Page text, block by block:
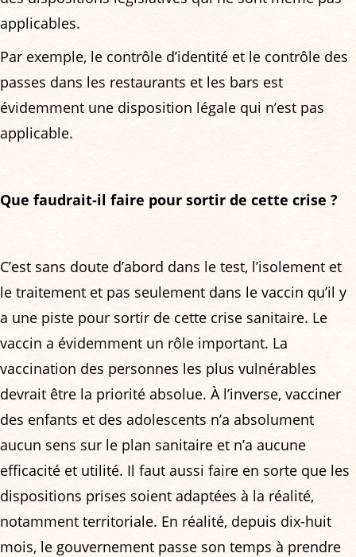
applicables.
Par exemple, le contrôle d’identité et le contrôle des
passes dans les restaurants et les bars est
évidemment une disposition légale qui n’est pas
applicable.
Que faudrait-il faire pour sortir de cette crise ?
C’est sans doute d’abord dans le test, l’isolement et
le traitement et pas seulement dans le vaccin qu’il y
a une piste pour sortir de cette crise sanitaire. Le
vaccin a évidemment un rôle important. La
vaccination des personnes les plus vulnérables
devrait être la priorité absolue. À l’inverse, vacciner
des enfants et des adolescents n’a absolument
aucun sens sur le plan sanitaire et n’a aucune
efficacité et utilité. Il faut aussi faire en sorte que les
dispositions prises soient adaptées à la réalité,
notamment territoriale. En réalité, depuis dix-huit
mois, le gouvernement passe son temps à prendre